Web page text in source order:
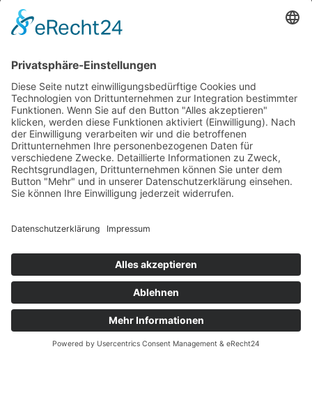
Auch im zweiten Quarter fanden die Lions offensiv
Gastgeber. Gleichzeitig blieb Dresden hocheffektiv.
Receiver in Szene – insbesondere Montigo Moss,
der einen sechs Yards langen Touchdown-Pass
zum 21:0 verwertete.
Zu allem Überfluss unterlief den Lions
anschließend ein weiteres Missgeschick im Special
Team: Ein zu hoher Snap bei einem Puntversuch
zu einem Safety sowie zum 23:0 für die Monarchs.
Noch vor der Halbzeit erhöhte erneut Tufonmi Lala
mit einem 23-Yard-Lauf auf 30:0. Zwar gelang es
den Braunschweigern kurz vor der Pause noch
einmal, tief in die gegnerische Hälfte vorzudringen,
doch auch ein ausgespielter vierter Versuch